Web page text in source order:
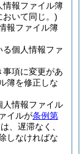
情報ファイル簿
おいて同じ。)
報ファイル簿
個人情報ファ
項に変更があ
簿を修正しな
人情報ファイル
イルが条例第
、遅滞なく、
しなければな